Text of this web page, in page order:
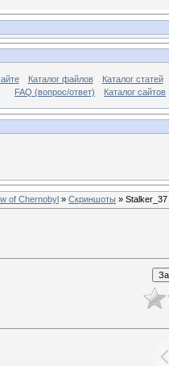
Каталог файлов
Каталог статей
FAQ (вопрос/ответ)
Каталог сайтов
of Chernobyl » Скриншоты » Stalker_37